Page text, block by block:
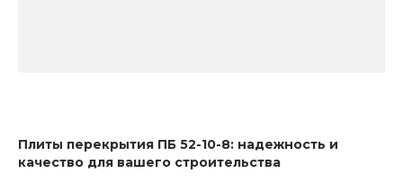
Плиты перекрытия ПБ 52-10-8: надежность и
качество для вашего строительства